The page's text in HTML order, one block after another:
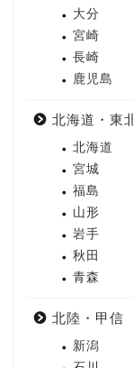
大分
宮崎
長崎
鹿児島
北海道・東
北海道
宮城
福島
山形
岩手
秋田
青森
北陸・甲信
新潟